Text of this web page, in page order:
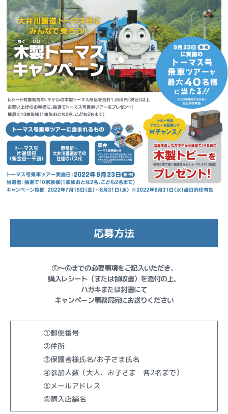
応募方法
①～⑥までの必要事項をご記入いただき、
購入レシート（または領収書）を添付の上、
ハガキまたは封書にて
キャンペーン事務局宛にお送りください
①郵便番号
②住所
③保護者様氏名/お子さま氏名
④参加人数（大人、お子さま 各2名まで）
⑤メールアドレス
⑥購入店舗名